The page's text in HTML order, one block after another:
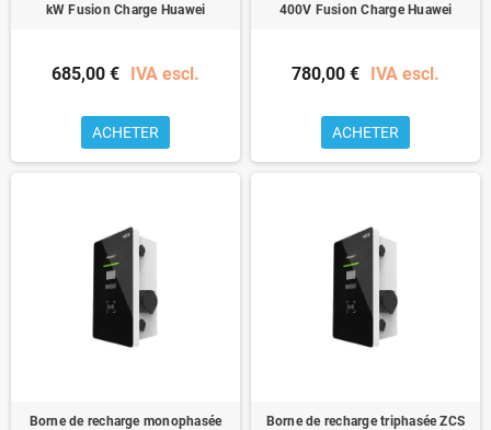
kW Fusion Charge Huawei
685,00 € IVA escl.
ACHETER
400V Fusion Charge Huawei
780,00 € IVA escl.
ACHETER
Borne de recharge monophasée
Borne de recharge triphasée ZCS